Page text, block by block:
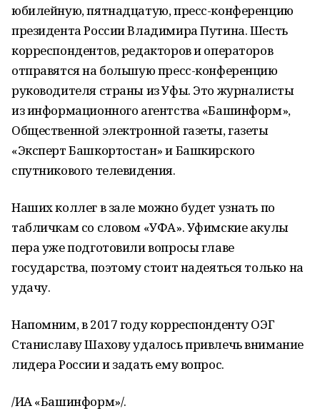
юбилейную, пятнадцатую, пресс-конференцию
президента России Владимира Путина. Шесть
корреспондентов, редакторов и операторов
отправятся на большую пресс-конференцию
руководителя страны из Уфы. Это журналисты
из информационного агентства «Башинформ»,
Общественной электронной газеты, газеты
«Эксперт Башкортостан» и Башкирского
спутникового телевидения.
Наших коллег в зале можно будет узнать по
табличкам со словом «УФА». Уфимские акулы
пера уже подготовили вопросы главе
государства, поэтому стоит надеяться только на
удачу.
Напомним, в 2017 году корреспонденту ОЭГ
Станиславу Шахову удалось привлечь внимание
лидера России и задать ему вопрос.
/ИА «Башинформ»/.